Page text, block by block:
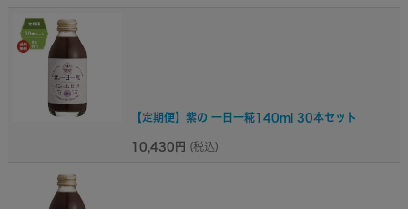
【定期便】紫の 一日一糀140ml 30本セット
10,430円 (税込)